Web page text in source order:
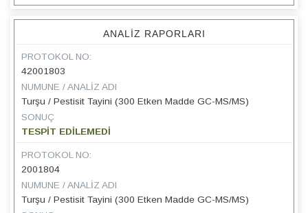
ANALIZ RAPORLARI
PROTOKOL NO:
42001803
NUMUNE / ANALIZ ADI
Turşu / Pestisit Tayini (300 Etken Madde GC-MS/MS)
SONUÇ
TESPİT EDİLEMEDİ
PROTOKOL NO:
2001804
NUMUNE / ANALIZ ADI
Turşu / Pestisit Tayini (300 Etken Madde GC-MS/MS)